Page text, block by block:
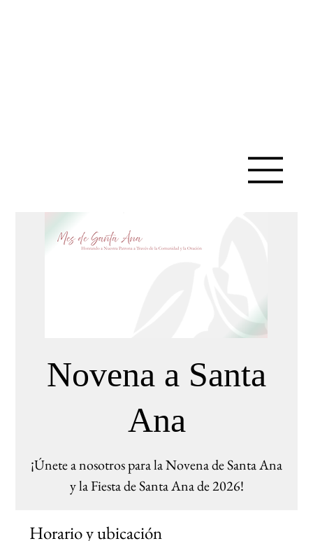
Novena a Santa
Ana
¡Únete a nosotros para la Novena de Santa Ana
y la Fiesta de Santa Ana de 2026!
Horario y ubicación